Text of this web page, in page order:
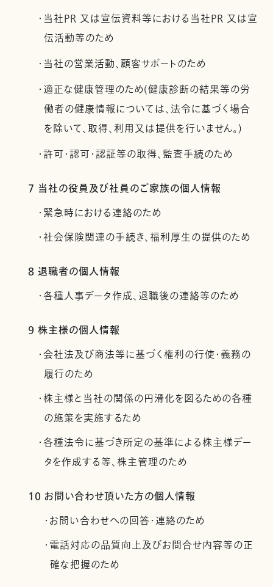
・当社PR 又は宣伝資料等における当社PR 又は宣
伝活動等のため
・当社の営業活動、顧客サポートのため
・適正な健康管理のため(健康診断の結果等の労
働者の健康情報については、法令に基づく場合
を除いて、取得、利用又は提供を行いません。)
・許可・認可・認証等の取得、監査手続のため
7 当社の役員及び社員のご家族の個人情報
・緊急時における連絡のため
・社会保険関連の手続き、福利厚生の提供のため
8 退職者の個人情報
・各種人事データ作成、退職後の連絡等のため
9 株主様の個人情報
・会社法及び商法等に基づく権利の行使・義務の
履行のため
・株主様と当社の関係の円滑化を図るための各種
の施策を実施するため
・各種法令に基づき所定の基準による株主様デー
タを作成する等、株主管理のため
10 お問い合わせ頂いた方の個人情報
・お問い合わせへの回答・連絡のため
・電話対応の品質向上及びお問合せ内容等の正
確な把握のため